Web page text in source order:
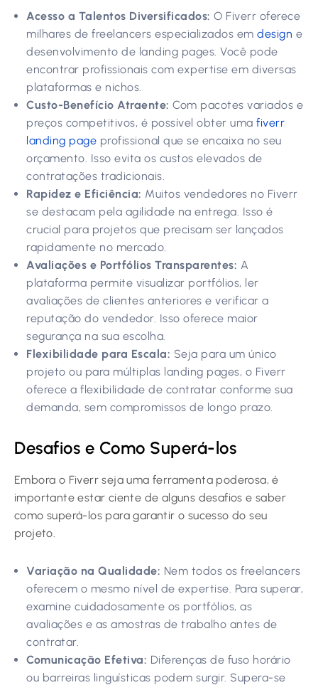
Acesso a Talentos Diversificados: O Fiverr oferece
milhares de freelancers especializados em design e
desenvolvimento de landing pages. Você pode
encontrar profissionais com expertise em diversas
plataformas e nichos.
Custo-Benefício Atraente: Com pacotes variados e
preços competitivos, é possível obter uma fiverr
landing page profissional que se encaixa no seu
orçamento. Isso evita os custos elevados de
contratações tradicionais.
Rapidez e Eficiência: Muitos vendedores no Fiverr
se destacam pela agilidade na entrega. Isso é
crucial para projetos que precisam ser lançados
rapidamente no mercado.
Avaliações e Portfólios Transparentes: A
plataforma permite visualizar portfólios, ler
avaliações de clientes anteriores e verificar a
reputação do vendedor. Isso oferece maior
segurança na sua escolha.
Flexibilidade para Escala: Seja para um único
projeto ou para múltiplas landing pages, o Fiverr
oferece a flexibilidade de contratar conforme sua
demanda, sem compromissos de longo prazo.
Desafios e Como Superá-los
Embora o Fiverr seja uma ferramenta poderosa, é
importante estar ciente de alguns desafios e saber
como superá-los para garantir o sucesso do seu
projeto.
Variação na Qualidade: Nem todos os freelancers
oferecem o mesmo nível de expertise. Para superar,
examine cuidadosamente os portfólios, as
avaliações e as amostras de trabalho antes de
contratar.
Comunicação Efetiva: Diferenças de fuso horário
ou barreiras linguísticas podem surgir. Supera-se